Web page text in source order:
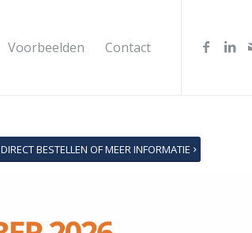
Voorbeelden Contact
DIRECT BESTELLEN OF MEER INFORMATIE